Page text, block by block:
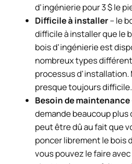
d'ingénierie pour 3 $ le
Difficile à installer– le
difficile à installer que le
bois d'ingénierie est
nombreux types
processus d'installation.
presque toujours difficile.
Besoin de maintenance
demande beaucoup
peut être dû au fait que
poncer librement le bois
vous pouvez le faire